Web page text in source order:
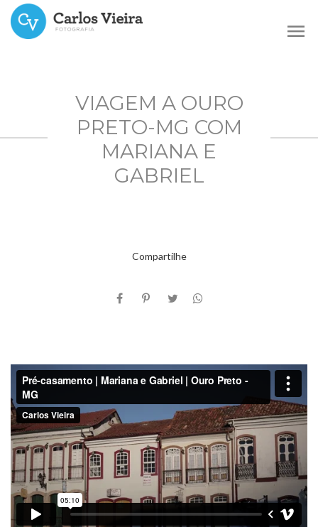
menu
VIAGEM A OURO
PRETO-MG COM
MARIANA E
GABRIEL
Compartilhe